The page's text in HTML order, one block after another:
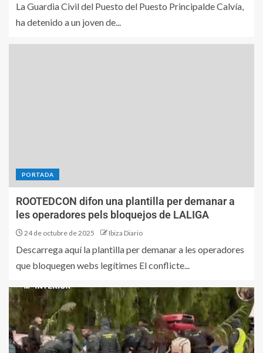
La Guardia Civil del Puesto del Puesto Principalde Calvía,
ha detenido a un joven de...
PORTADA
ROOTEDCON difon una plantilla per demanar a
les operadores pels bloquejos de LALIGA
24 de octubre de 2025 Ibiza Diario
Descarrega aquí la plantilla per demanar a les operadores
que bloquegen webs legítimes El conflicte...